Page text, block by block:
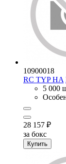
10900018
RC TYP HA
5 000
28 157 ₽
за бокс
Купить